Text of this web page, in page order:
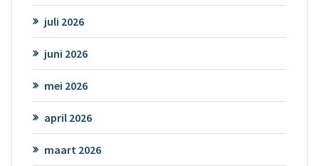
juli 2026
juni 2026
mei 2026
april 2026
maart 2026